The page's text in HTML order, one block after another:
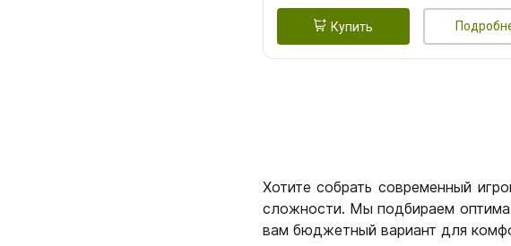
Купить
Хотите собрать современный
сложности. Мы подбираем
вам бюджетный вариант для